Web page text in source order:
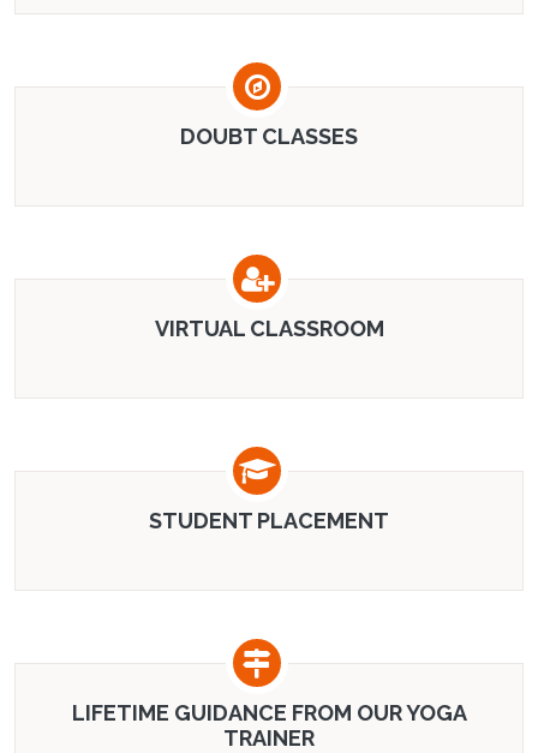
DOUBT CLASSES
VIRTUAL CLASSROOM
STUDENT PLACEMENT
LIFETIME GUIDANCE FROM OUR YOGA
TRAINER